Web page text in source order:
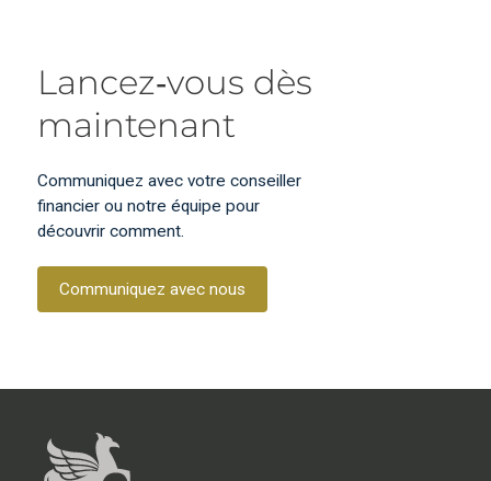
Lancez‑vous dès
maintenant
Communiquez avec votre conseiller
financier ou notre équipe pour
découvrir comment.
Communiquez avec nous